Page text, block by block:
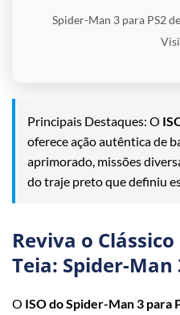
Spider-Man 3 para PS2
Principais Destaques: O
oferece ação autêntica de
aprimorado, missões
do traje preto que definiu
Reviva o
Teia: Spider-Man
O ISO do Spider-Man 3 para